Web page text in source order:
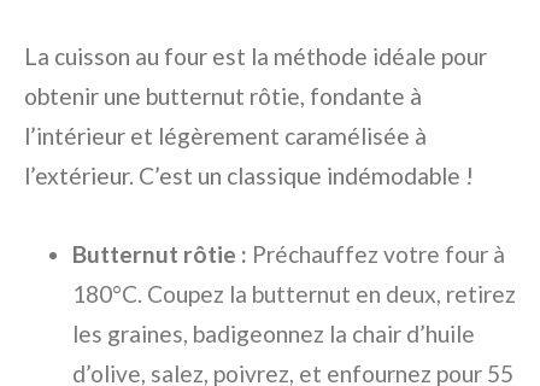
La cuisson au four est la méthode idéale pour
obtenir une butternut rôtie, fondante à
l’intérieur et légèrement caramélisée à
l’extérieur. C’est un classique indémodable !
Butternut rôtie : Préchauffez votre four à
180°C. Coupez la butternut en deux, retirez
les graines, badigeonnez la chair d’huile
d’olive, salez, poivrez, et enfournez pour 55